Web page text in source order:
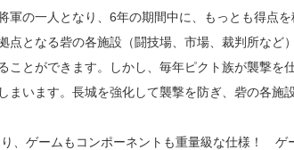
の一人となり、6年の期間中に、もっとも得点
点となる砦の各施設（闘技場、市場、裁判所など
ことができます。しかし、毎年ピクト族が襲撃を
まいます。長城を強化して襲撃を防ぎ、砦の各施
、ゲームもコンポーネントも重量級な仕様！ ゲ